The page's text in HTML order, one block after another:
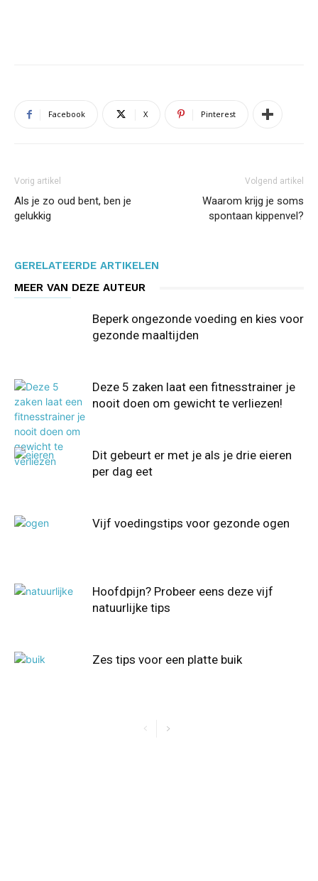
Facebook X Pinterest
Vorig artikel
Als je zo oud bent, ben je
gelukkig
Volgend artikel
Waarom krijg je soms
spontaan kippenvel?
GERELATEERDE ARTIKELEN
MEER VAN DEZE AUTEUR
Beperk ongezonde voeding en kies voor
gezonde maaltijden
Deze 5 zaken laat een fitnesstrainer je
nooit doen om gewicht te verliezen!
Dit gebeurt er met je als je drie eieren
per dag eet
Vijf voedingstips voor gezonde ogen
Hoofdpijn? Probeer eens deze vijf
natuurlijke tips
Zes tips voor een platte buik